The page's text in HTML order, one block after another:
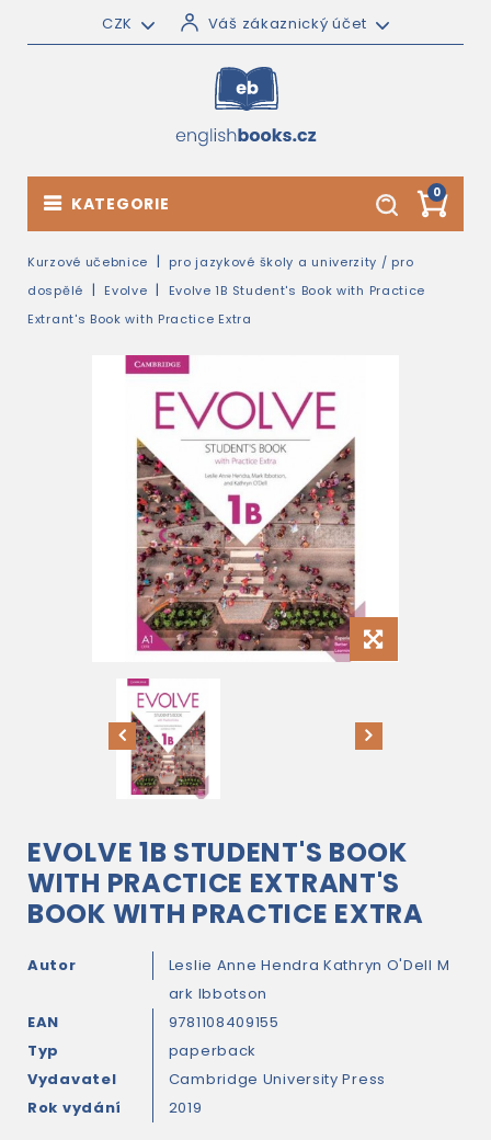
CZK Váš zákaznický účet
0
KATEGORIE
Kurzové učebnice
pro jazykové školy a univerzity / pro
dospělé
Evolve
Evolve 1B Student's Book with Practice
Extrant's Book with Practice Extra
EVOLVE 1B STUDENT'S BOOK
WITH PRACTICE EXTRANT'S
BOOK WITH PRACTICE EXTRA
Autor Leslie Anne HendraKathryn O'Dell M
ark Ibbotson
EAN
9781108409155
Typ
paperback
Vydavatel
Cambridge University Press
Rok vydání
2019